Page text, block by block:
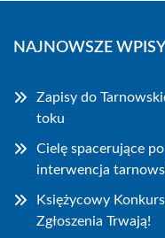
NAJNOWSZE WPISY
Zapisy do
toku
Cielę spacerujące
interwencja
Księżycowy
Zgłoszenia Trwają!